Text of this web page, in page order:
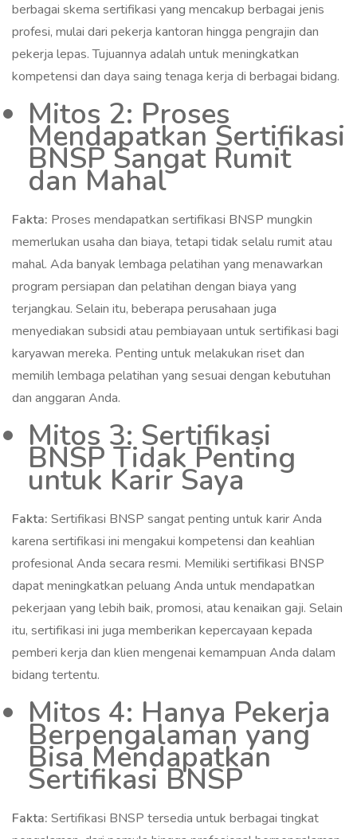
berbagai skema sertifikasi yang mencakup berbagai jenis
profesi, mulai dari pekerja kantoran hingga pengrajin dan
pekerja lepas. Tujuannya adalah untuk meningkatkan
kompetensi dan daya saing tenaga kerja di berbagai bidang.
Mitos 2: Proses
Mendapatkan Sertifikasi
BNSP Sangat Rumit
dan Mahal
Fakta: Proses mendapatkan sertifikasi BNSP mungkin
memerlukan usaha dan biaya, tetapi tidak selalu rumit atau
mahal. Ada banyak lembaga pelatihan yang menawarkan
program persiapan dan pelatihan dengan biaya yang
terjangkau. Selain itu, beberapa perusahaan juga
menyediakan subsidi atau pembiayaan untuk sertifikasi bagi
karyawan mereka. Penting untuk melakukan riset dan
memilih lembaga pelatihan yang sesuai dengan kebutuhan
dan anggaran Anda.
Mitos 3: Sertifikasi
BNSP Tidak Penting
untuk Karir Saya
Fakta: Sertifikasi BNSP sangat penting untuk karir Anda
karena sertifikasi ini mengakui kompetensi dan keahlian
profesional Anda secara resmi. Memiliki sertifikasi BNSP
dapat meningkatkan peluang Anda untuk mendapatkan
pekerjaan yang lebih baik, promosi, atau kenaikan gaji. Selain
itu, sertifikasi ini juga memberikan kepercayaan kepada
pemberi kerja dan klien mengenai kemampuan Anda dalam
bidang tertentu.
Mitos 4: Hanya Pekerja
Berpengalaman yang
Bisa Mendapatkan
Sertifikasi BNSP
Fakta: Sertifikasi BNSP tersedia untuk berbagai tingkat